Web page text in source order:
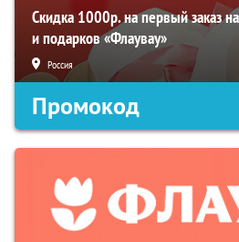
Скидка 1000р. на первый заказ
и подарков «Флаувау»
Россия
Промокод